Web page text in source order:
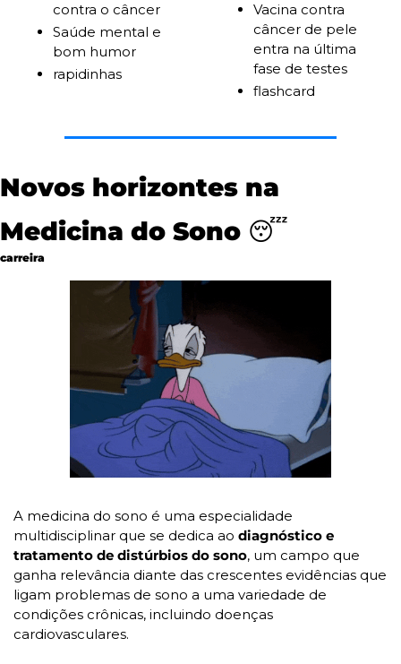
contra o câncer
Saúde mental e
bom humor
rapidinhas
Vacina contra
câncer de pele
entra na última
fase de testes
flashcard
Novos horizontes na
Medicina do Sono 😴
carreira
A medicina do sono é uma especialidade
multidisciplinar que se dedica ao diagnóstico e
tratamento de distúrbios do sono, um campo que
ganha relevância diante das crescentes evidências que
ligam problemas de sono a uma variedade de
condições crônicas, incluindo doenças
cardiovasculares.